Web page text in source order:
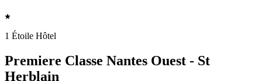
1 Étoile Hôtel
Premiere Classe Nantes Ouest - St
Herblain